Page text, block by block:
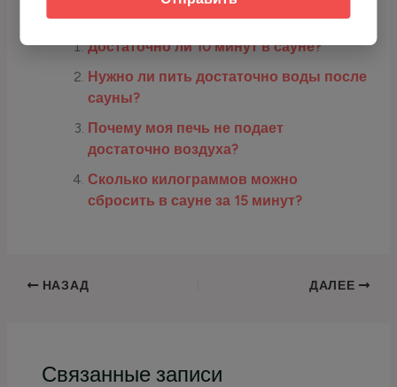
Про Бани, Печи, Сауны:
Достаточно ли 10 минут в сауне?
Нужно ли пить достаточно воды после
сауны?
Почему моя печь не подает
достаточно воздуха?
Сколько килограммов можно
сбросить в сауне за 15 минут?
НАЗАД ДАЛЕЕ
Связанные записи